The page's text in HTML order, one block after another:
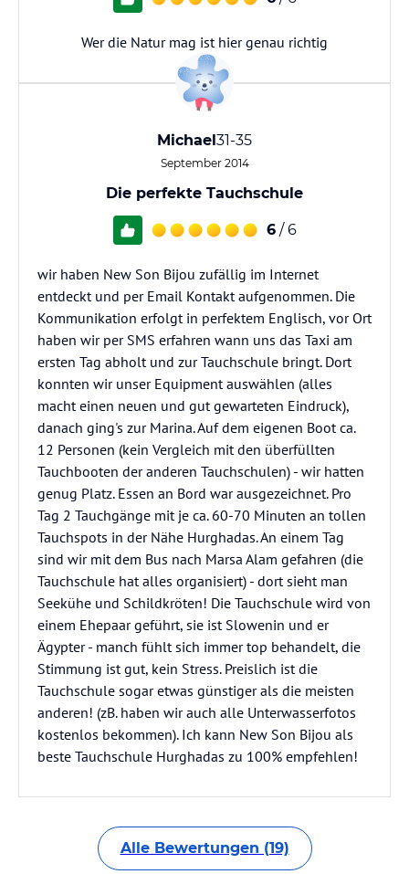
Wer die Natur mag ist hier genau richtig
Michael31-35
September 2014
Die perfekte Tauchschule
6 / 6
wir haben New Son Bijou zufällig im Internet
entdeckt und per Email Kontakt aufgenommen. Die
Kommunikation erfolgt in perfektem Englisch, vor Ort
haben wir per SMS erfahren wann uns das Taxi am
ersten Tag abholt und zur Tauchschule bringt. Dort
konnten wir unser Equipment auswählen (alles
macht einen neuen und gut gewarteten Eindruck),
danach ging's zur Marina. Auf dem eigenen Boot ca.
12 Personen (kein Vergleich mit den überfüllten
Tauchbooten der anderen Tauchschulen) - wir hatten
genug Platz. Essen an Bord war ausgezeichnet. Pro
Tag 2 Tauchgänge mit je ca. 60-70 Minuten an tollen
Tauchspots in der Nähe Hurghadas. An einem Tag
sind wir mit dem Bus nach Marsa Alam gefahren (die
Tauchschule hat alles organisiert) - dort sieht man
Seekühe und Schildkröten! Die Tauchschule wird von
einem Ehepaar geführt, sie ist Slowenin und er
Ägypter - manch fühlt sich immer top behandelt, die
Stimmung ist gut, kein Stress. Preislich ist die
Tauchschule sogar etwas günstiger als die meisten
anderen! (zB. haben wir auch alle Unterwasserfotos
kostenlos bekommen). Ich kann New Son Bijou als
beste Tauchschule Hurghadas zu 100% empfehlen!
Alle Bewertungen (19)